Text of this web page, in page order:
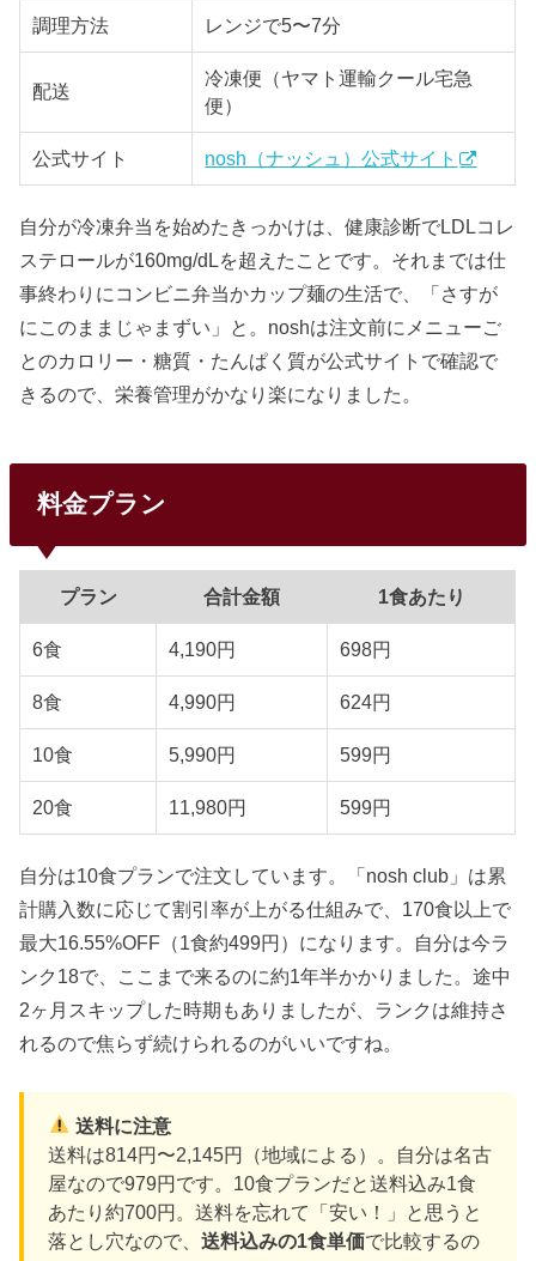
調理方法 レンジで5〜7分
配送
冷凍便（ヤマト運輸クール宅急
便）
公式サイト nosh（ナッシュ）公式サイト
自分が冷凍弁当を始めたきっかけは、健康診断でLDLコレ
ステロールが160mg/dLを超えたことです。それまでは仕
事終わりにコンビニ弁当かカップ麺の生活で、「さすが
にこのままじゃまずい」と。noshは注文前にメニューご
とのカロリー・糖質・たんぱく質が公式サイトで確認で
きるので、栄養管理がかなり楽になりました。
料金プラン
プラン 合計金額 1食あたり
6食 4,190円 698円
8食 4,990円 624円
10食 5,990円 599円
20食 11,980円 599円
自分は10食プランで注文しています。「nosh club」は累
計購入数に応じて割引率が上がる仕組みで、170食以上で
最大16.55%OFF（1食約499円）になります。自分は今ラ
ンク18で、ここまで来るのに約1年半かかりました。途中
2ヶ月スキップした時期もありましたが、ランクは維持さ
れるので焦らず続けられるのがいいですね。
送料に注意
送料は814円〜2,145円（地域による）。自分は名古
屋なので979円です。10食プランだと送料込み1食
あたり約700円。送料を忘れて「安い！」と思うと
落とし穴なので、送料込みの1食単価で比較するの